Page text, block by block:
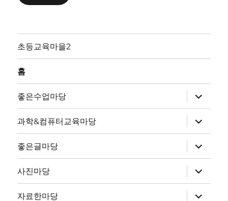
초등교육마을2
홈
좋은수업마당
위
메
뉴
확
장
과학&컴퓨터교육마당
위
메
뉴
확
장
좋은글마당
위
메
뉴
확
장
사진마당
위
메
뉴
자료한마당